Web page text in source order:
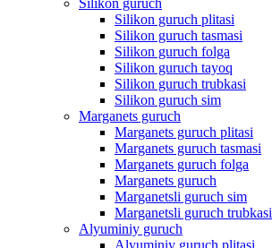
Silikon guruch plitasi
Silikon guruch tasmasi
Silikon guruch folga
Silikon guruch tayoq
Silikon guruch trubkasi
Silikon guruch sim
Marganets guruch
Marganets guruch plitasi
Marganets guruch tasmasi
Marganets guruch folga
Marganets guruch
Marganetsli guruch sim
Marganetsli guruch trubkasi
Alyuminiy guruch
Alyuminiy guruch plitasi